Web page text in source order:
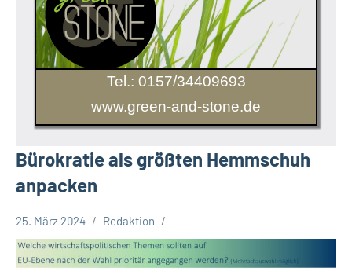
Tel.: 0157/34409693
www.green-and-stone.de
Bürokratie als größten Hemmschuh
anpacken
Lippe
25. März 2024 Redaktion